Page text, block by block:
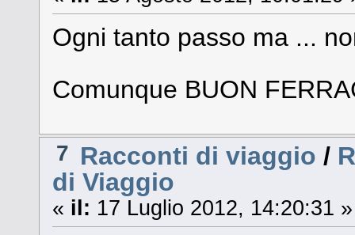
Ogni tanto passo ma ...
Comunque BUON
7 Racconti di viaggio /
di Viaggio
« il: 17 Luglio 2012, 14:20:31 »